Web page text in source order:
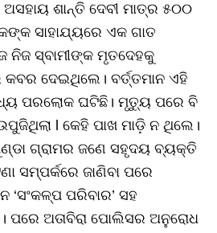
ଶାନ୍ତି ଦେବୀ ମାତ୍ର ୫୦୦
ସାହାଯ୍ୟରେ ଏକ ଗାତ
ନିଜ ସ୍ବାମୀଙ୍କ ମୃତଦେହକୁ
ଦେଇଥିଲେ। ବର୍ତ୍ତମାନ ଏହି
ପରଲୋକ ଘଟିଛି। ମୃତ୍ୟୁ ପରେ ବି
l କେହି ପାଖ ମାଡ଼ି ନ ଥିଲେ।
ଗ୍ରାମର ଜଣେ ସହୃଦୟ ବ୍ୟକ୍ତି
ସମ୍ପର୍କରେ ଜାଣିବା ପରେ
‘ସଂକଳ୍ପ ପରିବାର’ ସହ
ଅତାବିରା ପୋଲିସର ଅନୁରୋଧ